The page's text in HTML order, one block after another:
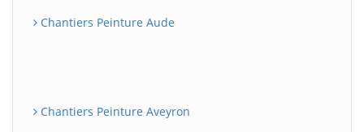
Chantiers Peinture Aude
Chantiers Peinture Aveyron